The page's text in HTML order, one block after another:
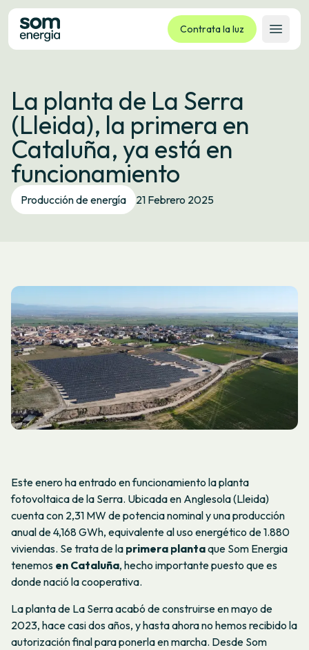
Contrata la luz
Abrir
Tarifas
Servicios
Empresas
La cooperativa
Contacto
Trámites
La planta de La Serra
(Lleida), la primera en
Cataluña, ya está en
funcionamiento
Producción de energía 21 Febrero 2025
Este enero ha entrado en funcionamiento la planta
fotovoltaica de la Serra. Ubicada en Anglesola (Lleida)
cuenta con 2,31 MW de potencia nominal y una producción
anual de 4,168 GWh, equivalente al uso energético de 1.880
viviendas. Se trata de la primera plantaque Som Energia
tenemos en Cataluña, hecho importante puesto que es
donde nació la cooperativa.
La planta de La Serra acabó de construirse en mayo de
2023, hace casi dos años, y hasta ahora no hemos recibido la
autorización final para ponerla en marcha. Desde Som